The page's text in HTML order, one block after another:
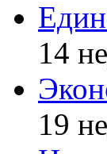
14
19